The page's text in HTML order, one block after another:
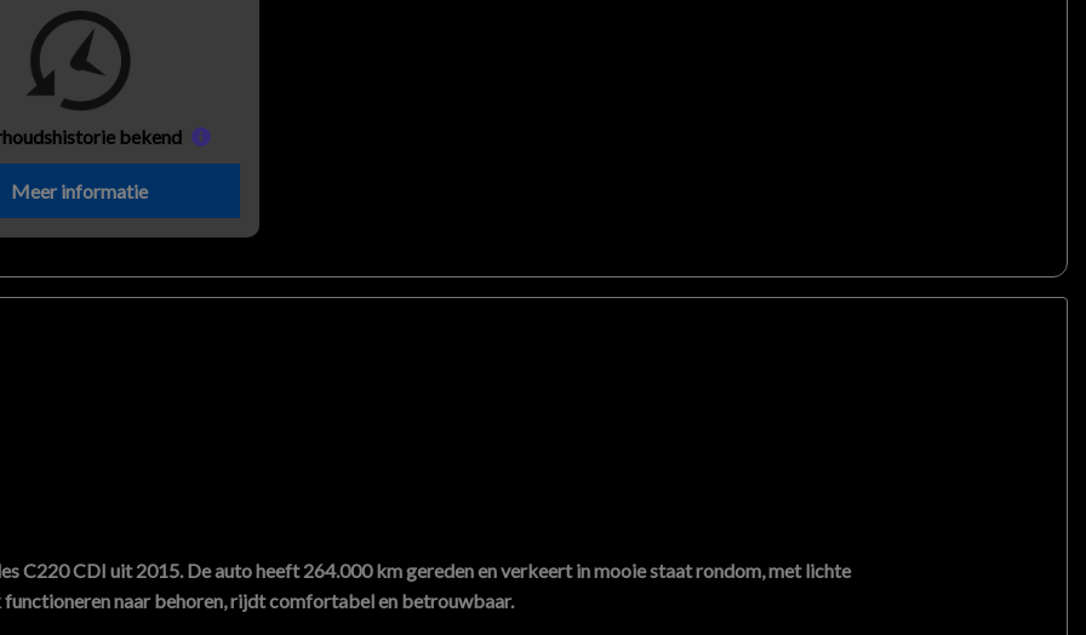
historie bekend
Meer informatie
C220 CDI uit 2015. De auto heeft 264.000 km gereden en verkeert in mooie staat rondom, met lichte
naar behoren, rijdt comfortabel en betrouwbaar.